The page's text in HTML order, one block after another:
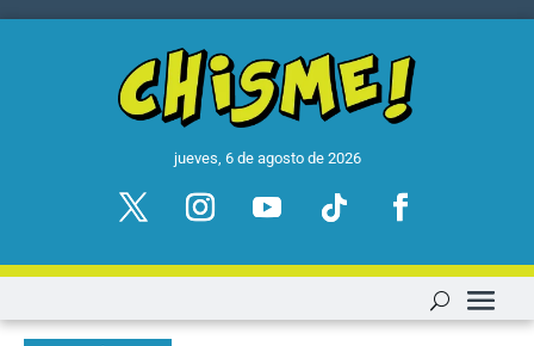
jueves, 6 de agosto de 2026